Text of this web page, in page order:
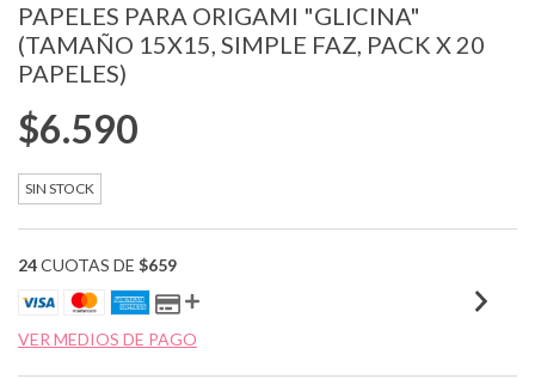
PAPELES PARA ORIGAMI "GLICINA"
(TAMAÑO 15X15, SIMPLE FAZ, PACK X 20
PAPELES)
$6.590
SIN STOCK
24CUOTAS DE $659
VER MEDIOS DE PAGO